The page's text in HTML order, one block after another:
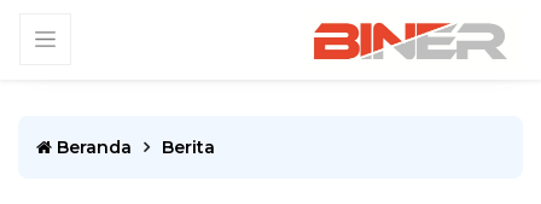
Beranda Berita